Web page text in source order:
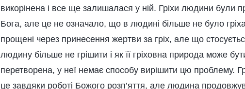
викорінена і все ще залишалася у ній. Гріхи людини були
Бога, але це не означало, що в людині більше не було
прощені через принесення жертви за гріх, але що
людину більше не грішити і як її гріховна природа може
перетворена, у неї немає способу вирішити цю проблему.
це завдяки роботі Божого розп’яття, але людина